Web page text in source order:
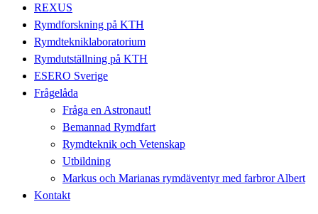
REXUS
Rymdforskning på KTH
Rymdtekniklaboratorium
Rymdutställning på KTH
ESERO Sverige
Frågelåda
Fråga en Astronaut!
Bemannad Rymdfart
Rymdteknik och Vetenskap
Utbildning
Markus och Marianas rymdäventyr med farbror Albert
Kontakt